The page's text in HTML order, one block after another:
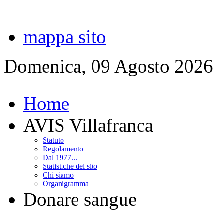
mappa sito
Domenica, 09 Agosto 2026
Home
AVIS Villafranca
Statuto
Regolamento
Dal 1977...
Statistiche del sito
Chi siamo
Organigramma
Donare sangue